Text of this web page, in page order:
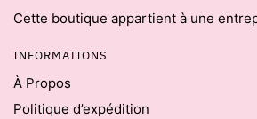
Cette boutique appartient à une
INFORMATIONS
À Propos
Politique d’expédition